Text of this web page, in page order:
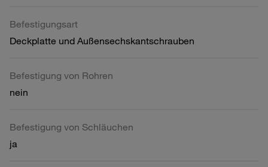
Befestigungsart
Deckplatte und Außensechskantschrauben
Befestigung von Rohren
nein
Befestigung von Schläuchen
ja